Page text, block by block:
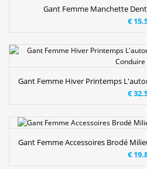
Gant Femme Manchette
€
€
€